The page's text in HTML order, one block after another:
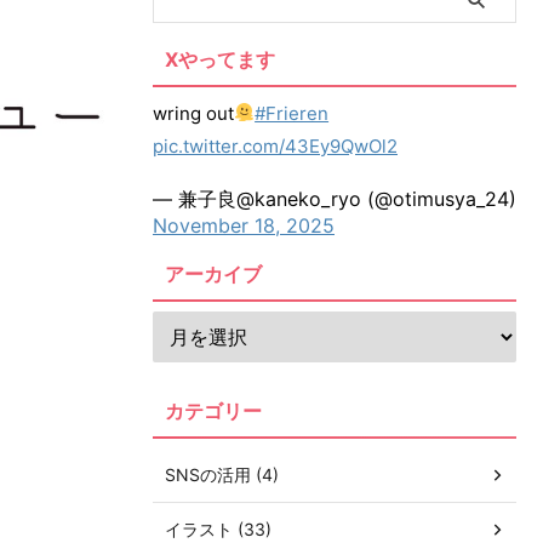
Xやってます
wring out
#Frieren
pic.twitter.com/43Ey9QwOl2
— 兼子良@kaneko_ryo (@otimusya_24)
November 18, 2025
アーカイブ
カテゴリー
SNSの活用 (4)
イラスト (33)